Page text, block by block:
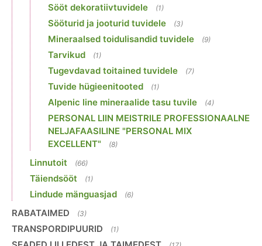
Sööt dekoratiivtuvidele (1)
Sööturid ja jooturid tuvidele (3)
Mineraalsed toidulisandid tuvidele (9)
Tarvikud (1)
Tugevdavad toitained tuvidele (7)
Tuvide hügieenitooted (1)
Alpenic line mineraalide tasu tuvile (4)
PERSONAL LIIN MEISTRILE PROFESSIONAALNE
NELJAFAASILINE "PERSONAL MIX
EXCELLENT"
(8)
Linnutoit (66)
Täiendsööt (1)
Lindude mänguasjad (6)
RABATAIMED (3)
TRANSPORDIPUURID (1)